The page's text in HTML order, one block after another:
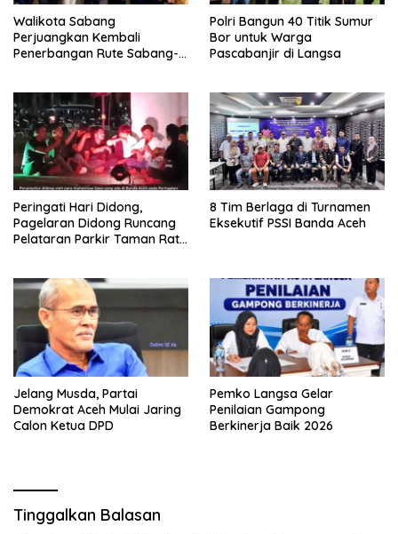
Walikota Sabang
Perjuangkan Kembali
Penerbangan Rute Sabang-
Polri Bangun 40 Titik Sumur
Bor untuk Warga
Pascabanjir di Langsa
Peringati Hari Didong,
Pagelaran Didong Runcang
Pelataran Parkir Taman Ratu
8 Tim Berlaga di Turnamen
Eksekutif PSSI Banda Aceh
Jelang Musda, Partai
Demokrat Aceh Mulai Jaring
Calon Ketua DPD
Pemko Langsa Gelar
Penilaian Gampong
Berkinerja Baik 2026
Tinggalkan Balasan